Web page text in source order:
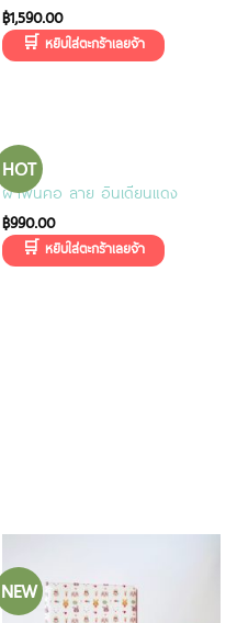
฿1,590.00
HOT
SCARF
ผ้าพันคอ ลาย อินเดียนแดง
฿990.00
NEW